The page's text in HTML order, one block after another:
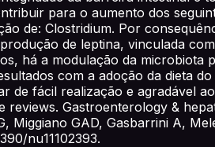
para o aumento dos
de: Clostridium. Por
de leptina, vinculada
há a modulação da
com a adoção da dieta
de fácil realização e agradável
reviews. Gastroenterology &
Miggiano GAD, Gasbarrini A,
nu11102393.